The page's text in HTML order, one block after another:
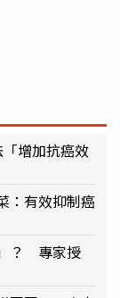
增加抗癌效
：有效抑制癌
？ 專家授